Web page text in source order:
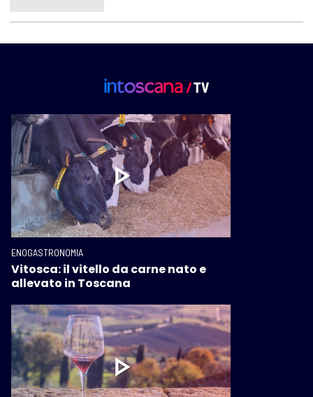
ENOGASTRONOMIA
Vitosca: il vitello da carne nato e
allevato in Toscana